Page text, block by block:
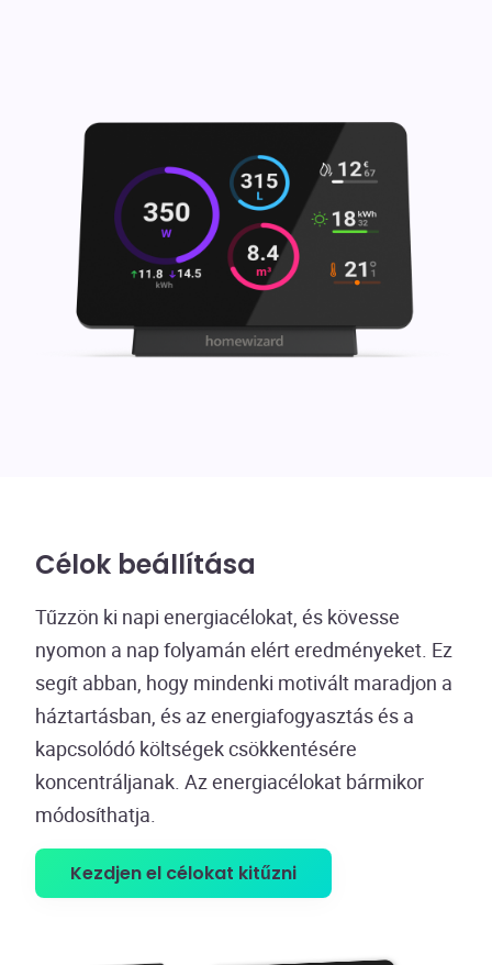
Célok beállítása
Tűzzön ki napi energiacélokat, és kövesse
nyomon a nap folyamán elért eredményeket. Ez
segít abban, hogy mindenki motivált maradjon a
háztartásban, és az energiafogyasztás és a
kapcsolódó költségek csökkentésére
koncentráljanak. Az energiacélokat bármikor
módosíthatja.
Kezdjen el célokat kitűzni